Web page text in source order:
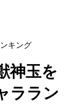
キング
神玉を
ララン